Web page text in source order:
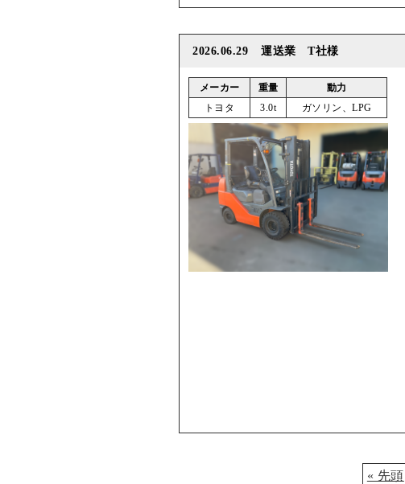
2026.06.29 運送業 T社様
メーカー 重量
動力
トヨタ
3.0t ガソリン、LPG
« 先頭